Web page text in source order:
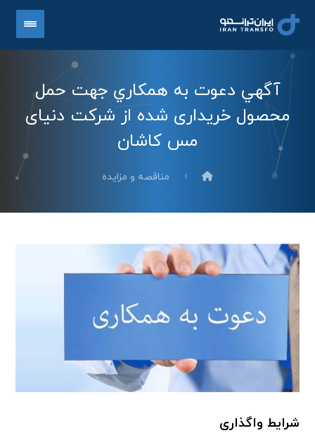
آگهي دعوت به همكاري جهت حمل
محصول خریداری شده از شرکت دنیای
مس کاشان
مناقصه و مزایده
شرایط واگذاری